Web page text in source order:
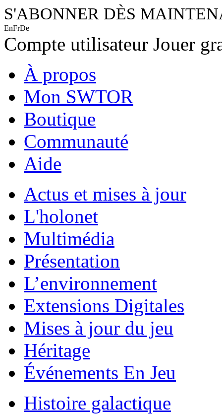
S'ABONNER DÈS
EnFrDe
Compte utilisateur Jouer
À propos
Mon SWTOR
Boutique
Communauté
Aide
Actus et mises à jour
L'holonet
Multimédia
Présentation
L’environnement
Extensions Digitales
Mises à jour du jeu
Héritage
Événements En Jeu
Histoire galactique